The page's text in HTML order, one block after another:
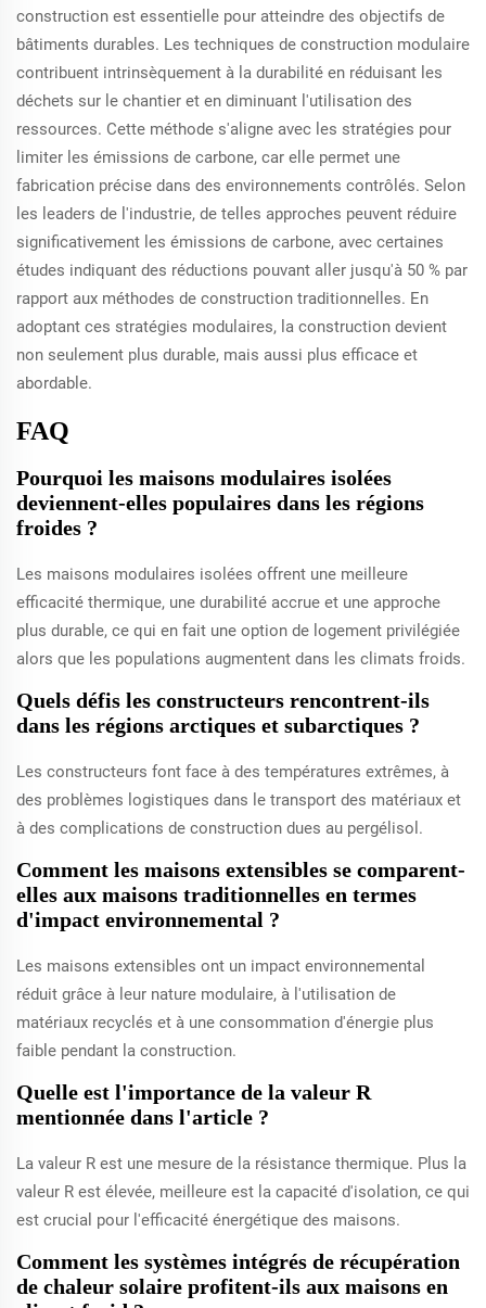
construction est essentielle pour atteindre des objectifs de
bâtiments durables. Les techniques de construction modulaire
contribuent intrinsèquement à la durabilité en réduisant les
déchets sur le chantier et en diminuant l'utilisation des
ressources. Cette méthode s'aligne avec les stratégies pour
limiter les émissions de carbone, car elle permet une
fabrication précise dans des environnements contrôlés. Selon
les leaders de l'industrie, de telles approches peuvent réduire
significativement les émissions de carbone, avec certaines
études indiquant des réductions pouvant aller jusqu'à 50 % par
rapport aux méthodes de construction traditionnelles. En
adoptant ces stratégies modulaires, la construction devient
non seulement plus durable, mais aussi plus efficace et
abordable.
FAQ
Pourquoi les maisons modulaires isolées
deviennent-elles populaires dans les régions
froides ?
Les maisons modulaires isolées offrent une meilleure
efficacité thermique, une durabilité accrue et une approche
plus durable, ce qui en fait une option de logement privilégiée
alors que les populations augmentent dans les climats froids.
Quels défis les constructeurs rencontrent-ils
dans les régions arctiques et subarctiques ?
Les constructeurs font face à des températures extrêmes, à
des problèmes logistiques dans le transport des matériaux et
à des complications de construction dues au pergélisol.
Comment les maisons extensibles se comparent-
elles aux maisons traditionnelles en termes
d'impact environnemental ?
Les maisons extensibles ont un impact environnemental
réduit grâce à leur nature modulaire, à l'utilisation de
matériaux recyclés et à une consommation d'énergie plus
faible pendant la construction.
Quelle est l'importance de la valeur R
mentionnée dans l'article ?
La valeur R est une mesure de la résistance thermique. Plus la
valeur R est élevée, meilleure est la capacité d'isolation, ce qui
est crucial pour l'efficacité énergétique des maisons.
Comment les systèmes intégrés de récupération
de chaleur solaire profitent-ils aux maisons en